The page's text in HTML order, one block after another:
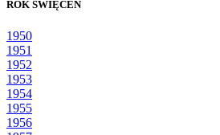
ROK ŚWIĘCEŃ
1950
1951
1952
1953
1954
1955
1956